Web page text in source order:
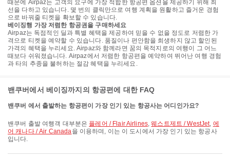
때문에 Airpaz는 고객의 요구에 가장 적합한 항공편 옵션을 제공하기 위해 최
선을 다하고 있습니다. 몇 번의 클릭만으로 여행 계획을 원활하고 즐거운 경험
으로 바꿔줄 티켓을 확보할 수 있습니다.
베이징행 가장 저렴한 항공권을 구매하세요
Airpaz는 독점적인 딜과 특별 혜택을 제공하여 믿을 수 없을 정도로 저렴한 가
격으로 티켓을 예약할 수 있습니다. 품질이나 편안함을 희생하지 않고 할인된
가격의 혜택을 누리세요. Airpaz와 함께라면 꿈의 목적지로의 여행이 그 어느
때보다 쉬워졌습니다. Airpaz에서 저렴한 항공편을 예약하여 뛰어난 여행 경험
과 타의 추종을 불허하는 절감 혜택을 누리세요.
밴쿠버에서 베이징까지의 항공편에 대한 FAQ
밴쿠버 에서 출발하는 항공편이 가장 인기 있는 항공사는 어디인가요?
밴쿠버 출발 여행객 대부분은 플레어 / Flair Airlines,웨스트제트 / WestJet, 에
어 캐나다 / Air Canada을 이용하며, 이는 이 도시에서 가장 인기 있는 항공사
입니다.